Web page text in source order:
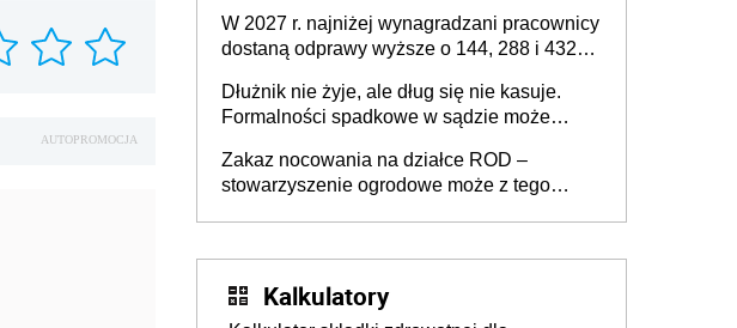
AUTOPROMOCJA
W 2027 r. najniżej wynagradzani pracownicy
dostaną odprawy wyższe o 144, 288 i 432
Dłużnik nie żyje, ale dług się nie kasuje.
Formalności spadkowe w sądzie może
zmarłego
Zakaz nocowania na działce ROD –
stowarzyszenie ogrodowe może z tego
Kalkulatory